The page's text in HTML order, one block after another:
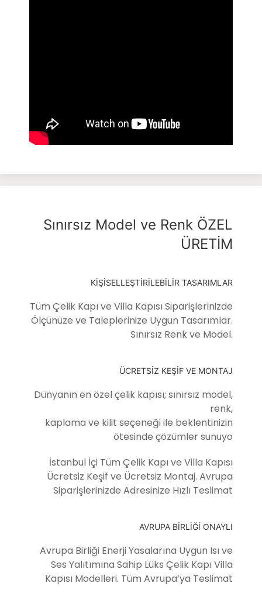
Sınırsız Model ve Renk ÖZEL
ÜRETİM
KİŞİSELLEŞTİRİLEBİLİR TASARIMLAR
Tüm Çelik Kapı ve Villa Kapısı Siparişlerinizde
Ölçünüze ve Taleplerinize Uygun Tasarımlar.
Sınırsız Renk ve Model.
ÜCRETSİZ KEŞİF VE MONTAJ
Dünyanın en özel çelik kapısı; sınırsız model,
renk,
kaplama ve kilit seçeneği ile beklentinizin
ötesinde çözümler sunuyo
İstanbul İçi Tüm Çelik Kapı ve Villa Kapısı
Ücretsiz Keşif ve Ücretsiz Montaj. Avrupa
Siparişlerinizde Adresinize Hızlı Teslimat
AVRUPA BİRLİĞİ ONAYLI
Avrupa Birliği Enerji Yasalarına Uygun Isı ve
Ses Yalıtımına Sahip Lüks Çelik Kapı Villa
Kapısı Modelleri. Tüm Avrupa’ya Teslimat